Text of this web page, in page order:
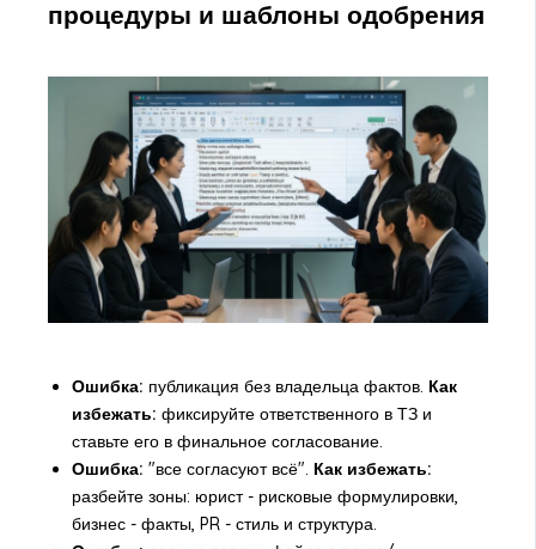
процедуры и шаблоны одобрения
Ошибка: публикация без владельца фактов. Как
избежать: фиксируйте ответственного в ТЗ и
ставьте его в финальное согласование.
Ошибка: "все согласуют всё". Как избежать:
разбейте зоны: юрист - рисковые формулировки,
бизнес - факты, PR - стиль и структура.